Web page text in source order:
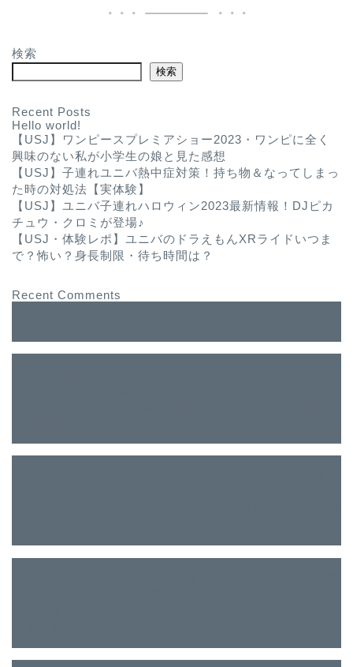
検索
検索
Recent Posts
Hello world!
【USJ】ワンピースプレミアショー2023・ワンピに全く
興味のない私が小学生の娘と見た感想
【USJ】子連れユニバ熱中症対策！持ち物＆なってしまっ
た時の対処法【実体験】
【USJ】ユニバ子連れハロウィン2023最新情報！DJピカ
チュウ・クロミが登場♪
【USJ・体験レポ】ユニバのドラえもんXRライドいつま
で？怖い？身長制限・待ち時間は？
Recent Comments